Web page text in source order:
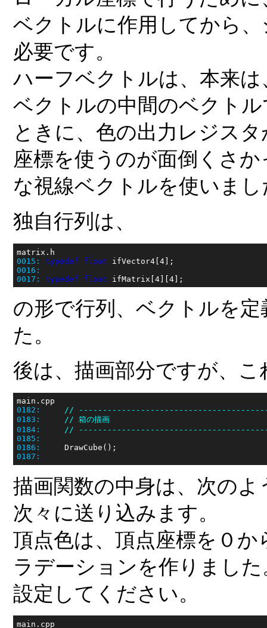
ベクトルに作用してから
必要です。
ハーフベクトルは、本来
ベクトルの中間のベクト
ときに、色の出力レジス
座標を使うのが面倒くさ
な視線ベクトルを使いまし
独自行列は、
0015:
typedef float
0016:
0017:
typedef float
の形で行列、ベクトルを
た。
後は、描画部分ですが、
0182:
//
0183:
// 箱の描画
0184:
//
0185:
0186:
0187:
描画関数の中身は、次の
次々に送り込みます。
頂点色は、頂点座標を０
ラデーションを作りまし
設定してください。